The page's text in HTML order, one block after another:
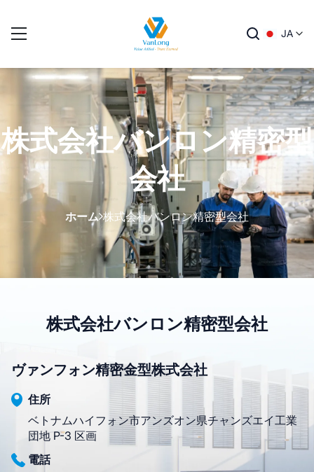
JA
株式会社バンロン精密型
会社
ホーム 株式会社バンロン精密型会社
株式会社バンロン精密型会社
ヴァンフォン精密金型株式会社
住所
ベトナムハイフォン市アンズオン県チャンズエイ工業
団地 P-3 区画
電話